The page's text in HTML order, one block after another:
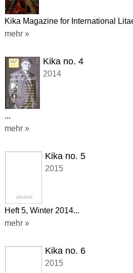
Kika Magazine for International
mehr »
Kika no. 4
2014
...
mehr »
Kika no. 5
2015
Heft 5, Winter 2014...
mehr »
Kika no. 6
2015